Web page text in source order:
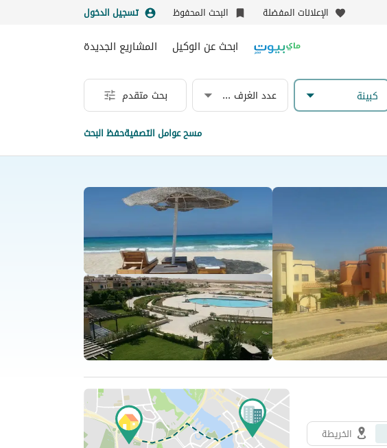
الإعلانات المفضلة البحث المحفوظ تسجيل الدخول
ابحث عن الوكيل المشاريع الجديدة
كبينة عدد الغرف & الحمامات بحث متقدم
مسح عوامل التصفيةحفظ البحث
الخريطة